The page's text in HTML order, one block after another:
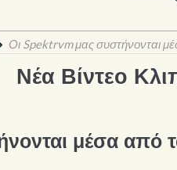
Οι Spektrvm μας συστήνονται
Νέα Βίντεο
μέσα από